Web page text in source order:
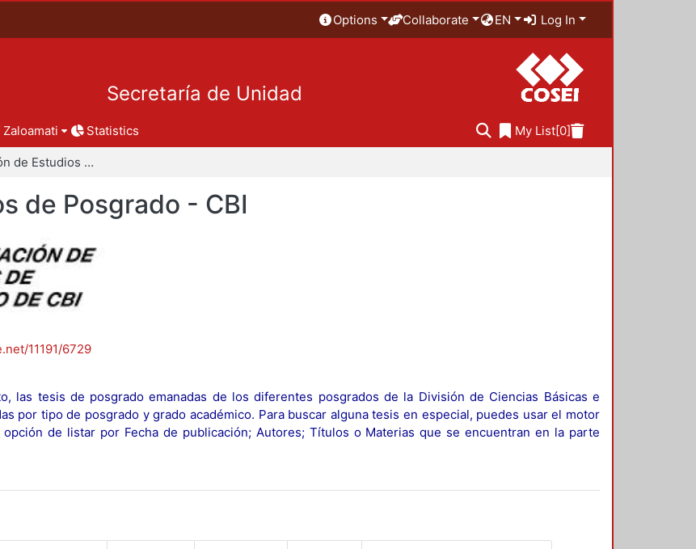
Options Collaborate EN Log In
Secretaría de Unidad
Statistics My List[0]
Coordinación de Estudios de Posgrado - CBI
de Posgrado - CBI
11191/6729
las tesis de posgrado emanadas de los diferentes posgrados de la División de Ciencias Básicas e
por tipo de posgrado y grado académico. Para buscar alguna tesis en especial, puedes usar el motor
de listar por Fecha de publicación; Autores; Títulos o Materias que se encuentran en la parte